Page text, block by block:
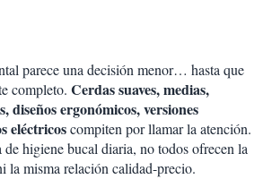
parece una decisión menor… hasta que
completo. Cerdas suaves, medias,
diseños ergonómicos, versiones
eléctricoscompiten por llamar la atención.
de higiene bucal diaria, no todos ofrecen la
la misma relación calidad-precio.